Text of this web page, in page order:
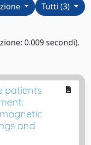
Tutti (3)
0.009 secondi).
patients
and